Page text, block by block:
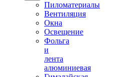
Пиломатериалы
Вентиляция
Окна
Освещение
Фольга
и
лента
алюминиевая